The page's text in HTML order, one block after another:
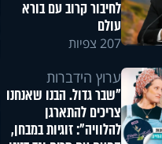
לחיבור קרוב עם בורא
עולם
207 צפיות
ערוץ הידברות
"שבר גדול. הבנו שאנחנו
צריכים להתארגן
להלוויה": זוגיות במבחן,